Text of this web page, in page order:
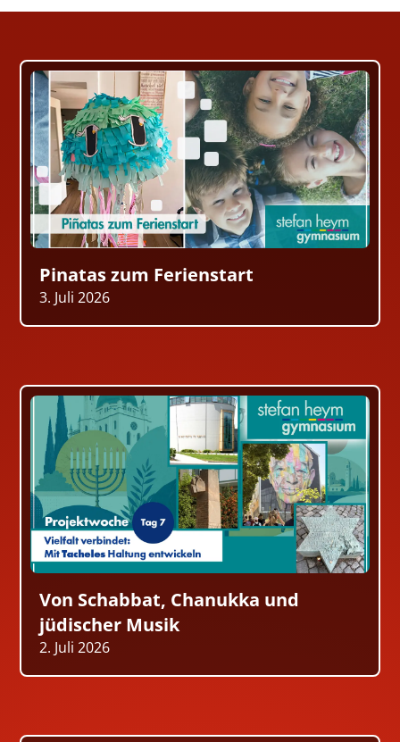
Pinatas zum Ferienstart
3. Juli 2026
Von Schabbat, Chanukka und
jüdischer Musik
2. Juli 2026